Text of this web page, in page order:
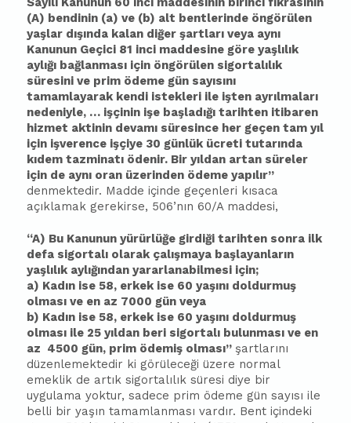
(A) bendinin (a) ve (b) alt bentlerinde öngörülen
yaşlar dışında kalan diğer şartları veya aynı
Kanunun Geçici 81 inci maddesine göre yaşlılık
aylığı bağlanması için öngörülen sigortalılık
süresini ve prim ödeme gün sayısını
tamamlayarak kendi istekleri ile işten ayrılmaları
nedeniyle, … işçinin işe başladığı tarihten itibaren
hizmet aktinin devamı süresince her geçen tam yıl
için işverence işçiye 30 günlük ücreti tutarında
kıdem tazminatı ödenir. Bir yıldan artan süreler
için de aynı oran üzerinden ödeme yapılır”
denmektedir. Madde içinde geçenleri kısaca
açıklamak gerekirse, 506’nın 60/A maddesi,
“A) Bu Kanunun yürürlüğe girdiği tarihten sonra ilk
defa sigortalı olarak çalışmaya başlayanların
yaşlılık aylığından yararlanabilmesi için;
a) Kadın ise 58, erkek ise 60 yaşını doldurmuş
olması ve en az 7000 gün veya
b) Kadın ise 58, erkek ise 60 yaşını doldurmuş
olması ile 25 yıldan beri sigortalı bulunması ve en
az 4500 gün, prim ödemiş olması” şartlarını
düzenlemektedir ki görüleceği üzere normal
emeklik de artık sigortalılık süresi diye bir
uygulama yoktur, sadece prim ödeme gün sayısı ile
belli bir yaşın tamamlanması vardır. Bent içindeki